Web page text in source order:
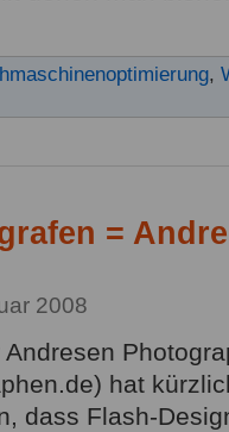
,
=
2008
hat
dass Flash-